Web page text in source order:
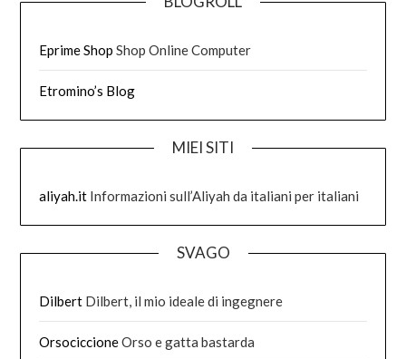
Eprime Shop Shop Online Computer
Etromino’s Blog
MIEI SITI
aliyah.it Informazioni sull’Aliyah da italiani per italiani
SVAGO
Dilbert Dilbert, il mio ideale di ingegnere
OrsociccioneOrso e gatta bastarda